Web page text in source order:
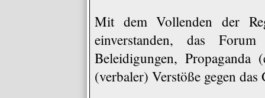
Mit dem Vollenden der
einverstanden, das
Beleidigungen, Propaganda
(verbaler) Verstöße gegen das